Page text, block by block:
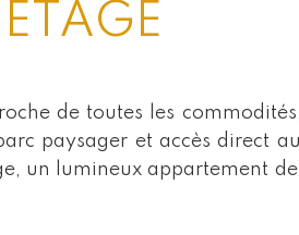
de toutes les
paysager et accès direct
un lumineux appartement de